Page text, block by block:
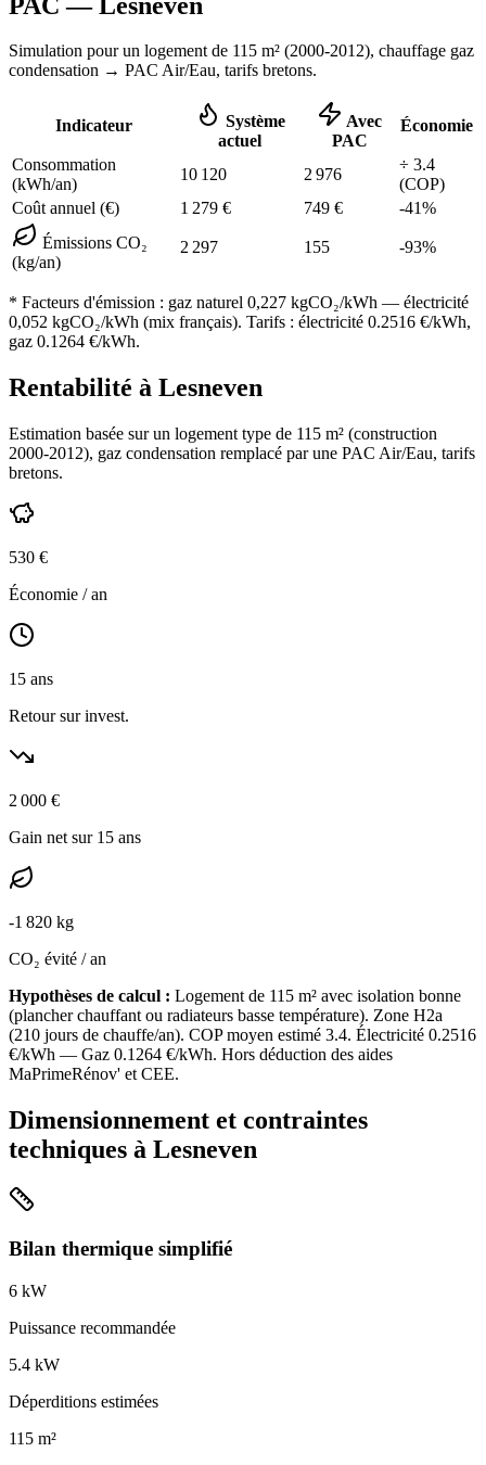
Simulation pour un logement de 115 m² (2000-2012), chauffage gaz
condensation → PAC Air/Eau, tarifs bretons.
Indicateur
Système
actuel
Avec
PAC
Économie
Consommation
(kWh/an)
10 120 2 976
÷ 3.4
(COP)
Coût annuel (€)
1 279 € 749 € -41%
Émissions CO₂
(kg/an)
2 297 155 -93%
* Facteurs d'émission : gaz naturel 0,227 kgCO₂/kWh — électricité
0,052 kgCO₂/kWh (mix français). Tarifs : électricité 0.2516 €/kWh,
gaz 0.1264 €/kWh.
Rentabilité à Lesneven
Estimation basée sur un logement type de 115 m² (construction
2000-2012), gaz condensation remplacé par une PAC Air/Eau, tarifs
bretons.
530 €
Économie / an
15 ans
Retour sur invest.
2 000 €
Gain net sur 15 ans
-1 820 kg
CO₂ évité / an
Hypothèses de calcul : Logement de 115 m² avec isolation bonne
(plancher chauffant ou radiateurs basse température). Zone H2a
(210 jours de chauffe/an). COP moyen estimé 3.4. Électricité 0.2516
€/kWh — Gaz 0.1264 €/kWh. Hors déduction des aides
MaPrimeRénov' et CEE.
Dimensionnement et contraintes
techniques à Lesneven
Bilan thermique simplifié
6 kW
Puissance recommandée
5.4 kW
Déperditions estimées
115 m²